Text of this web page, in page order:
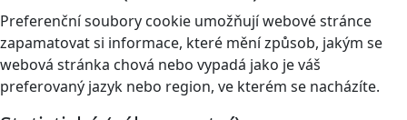
Preferenční soubory cookie umožňují webové stránce
zapamatovat si informace, které mění způsob, jakým se
webová stránka chová nebo vypadá jako je váš
preferovaný jazyk nebo region, ve kterém se nacházíte.